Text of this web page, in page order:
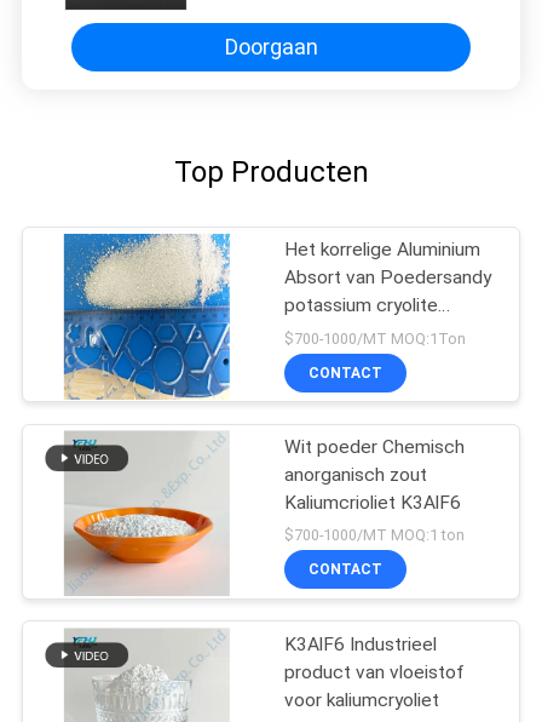
Doorgaan
Top Producten
Het korrelige Aluminium
Absort van Poedersandy
potassium cryolite
K3AlF6
$700-1000/MT MOQ:1Ton
CONTACT
Wit poeder Chemisch
anorganisch zout
Kaliumcrioliet K3AlF6
$700-1000/MT MOQ:1 ton
CONTACT
K3AlF6 Industrieel
product van vloeistof
voor kaliumcryoliet